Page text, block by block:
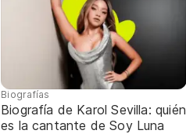
Biografías
Biografía de Karol Sevilla: quién
es la cantante de Soy Luna